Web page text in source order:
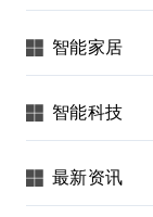
智能家居
智能科技
最新资讯